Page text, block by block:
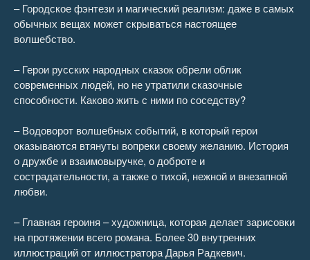
– Городское фэнтези и магический реализм: даже в самых
обычных вещах может скрываться настоящее
волшебство.
– Герои русских народных сказок обрели облик
современных людей, но не утратили сказочные
способности. Каково жить с ними по соседству?
– Водоворот волшебных событий, в который герои
оказываются втянуты вопреки своему желанию. История
о дружбе и взаимовыручке, о доброте и
сострадательности, а также о тихой, нежной и внезапной
любви.
– Главная героиня – художница, которая делает зарисовки
на протяжении всего романа. Более 30 внутренних
иллюстраций от иллюстратора Дарья Радкевич.